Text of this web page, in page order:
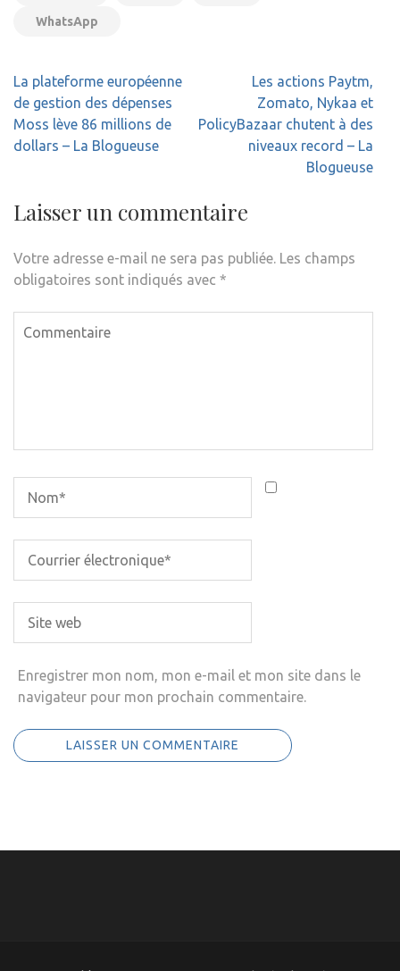
WhatsApp
Navigation
de
l’article
La plateforme européenne
de gestion des dépenses
Moss lève 86 millions de
dollars – La Blogueuse
Les actions Paytm,
Zomato, Nykaa et
PolicyBazaar chutent à des
niveaux record – La
Blogueuse
Laisser un commentaire
Votre adresse e-mail ne sera pas publiée. Les champs
obligatoires sont indiqués avec *
Enregistrer mon nom, mon e-mail et mon site dans le
navigateur pour mon prochain commentaire.